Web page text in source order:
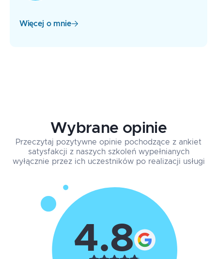
Więcej o mnie
Wybrane opinie
Przeczytaj pozytywne opinie pochodzące z ankiet
satysfakcji z naszych szkoleń wypełnianych
wyłącznie przez ich uczestników po realizacji usługi
4.8